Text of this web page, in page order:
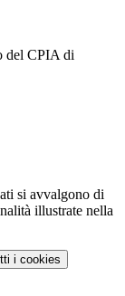
del CPIA di
si avvalgono di
illustrate nella
i cookies